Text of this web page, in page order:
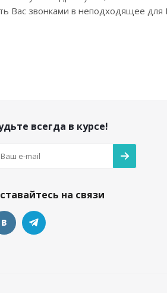
Вас звонками в неподходящее для
всегда в курсе!
на связи